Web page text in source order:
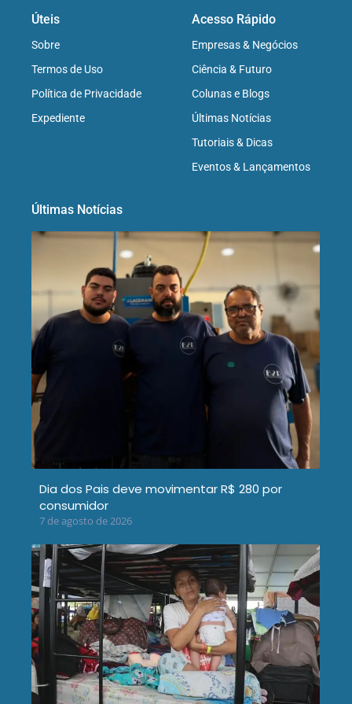
Úteis
Sobre
Termos de Uso
Política de Privacidade
Expediente
Acesso Rápido
Empresas & Negócios
Ciência & Futuro
Colunas e Blogs
Últimas Notícias
Tutoriais & Dicas
Eventos & Lançamentos
Últimas Notícias
Dia dos Pais deve movimentar R$ 280 por
consumidor
7 de agosto de 2026